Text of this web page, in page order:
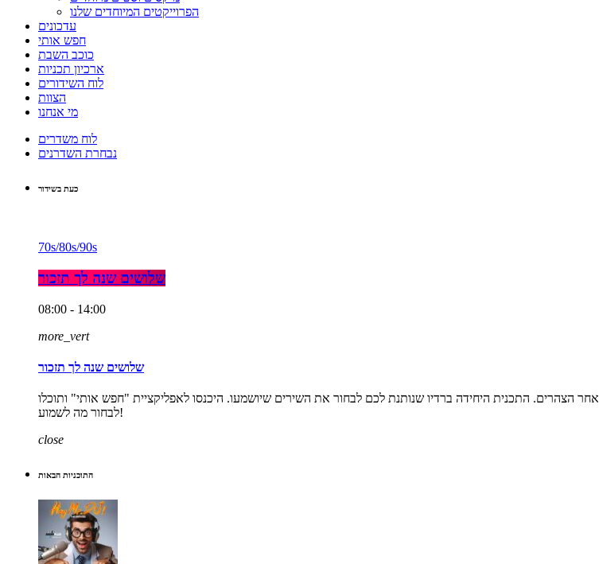
הפרוייקטים המיוחדים שלנו
עדכונים
חפש אותי
כוכב השבת
ארכיון תכניות
לוח השידורים
הצוות
מי אנחנו
לוח משדרים
נבחרת השדרנים
כעת בשידור
70s/80s/90s
שלושים שנה לך תזכור
08:00 - 14:00
more_vert
שלושים שנה לך תזכור
שירים משלושה עשורים, משנות השבעים, השמונים והתשעים שני עד שישי, שמונה בבוקר עד 4 אחר הצהרים. התכנית היחידה ברדיו שנותנת לכם לבחור את השירים שיושמעו. היכנסו לאפליקציית "חפש אותי" ותוכלו
לבחור מה לשמוע!
close
התוכניות הבאות